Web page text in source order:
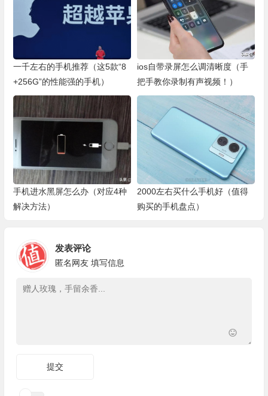
一千左右的手机推荐（这5款“8
+256G”的性能强的手机）
ios自带录屏怎么调清晰度（手
把手教你录制有声视频！）
手机进水黑屏怎么办（对应4种
解决方法）
2000左右买什么手机好（值得
购买的手机盘点）
发表评论
匿名网友 填写信息